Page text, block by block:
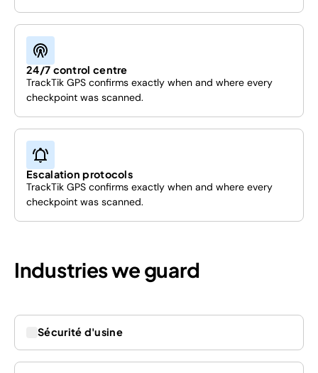
24/7 control centre
TrackTik GPS confirms exactly when and where every
checkpoint was scanned.
Escalation protocols
TrackTik GPS confirms exactly when and where every
checkpoint was scanned.
Industries we guard
Sécurité d'usine